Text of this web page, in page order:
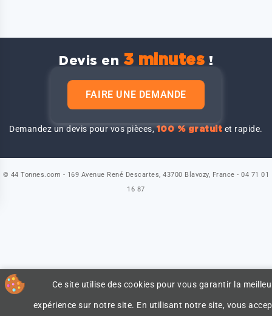
Devis en 3 minutes !
FAIRE UNE DEMANDE
Demandez un devis pour vos pièces,100 % gratuit et rapide.
Ce site utilise des cookies pour vous garantir la
expérience sur notre site. En utilisant notre site, vous
© 44 Tonnes.com - 169 Avenue René Descartes, 43700 Blavozy, France - 04 71 01
16 87